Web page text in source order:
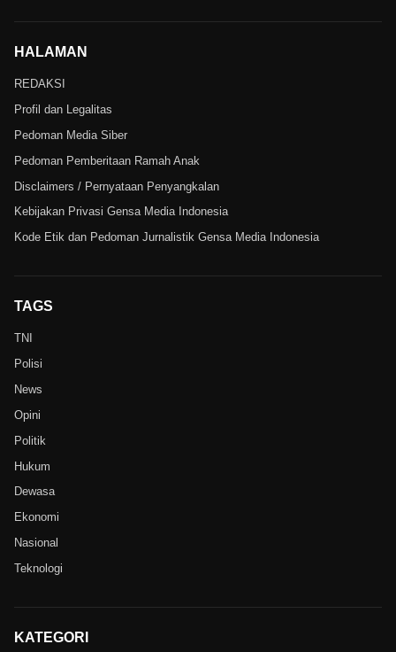
HALAMAN
REDAKSI
Profil dan Legalitas
Pedoman Media Siber
Pedoman Pemberitaan Ramah Anak
Disclaimers / Pernyataan Penyangkalan
Kebijakan Privasi Gensa Media Indonesia
Kode Etik dan Pedoman Jurnalistik Gensa Media Indonesia
TAGS
TNI
Polisi
News
Opini
Politik
Hukum
Dewasa
Ekonomi
Nasional
Teknologi
KATEGORI